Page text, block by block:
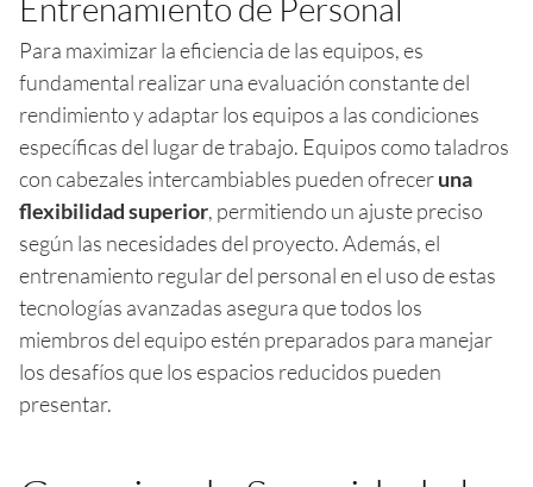
Para maximizar la eficiencia de las equipos, es
fundamental realizar una evaluación constante del
rendimiento y adaptar los equipos a las condiciones
específicas del lugar de trabajo. Equipos como taladros
con cabezales intercambiables pueden ofreceruna
flexibilidad superior, permitiendo un ajuste preciso
según las necesidades del proyecto. Además, el
entrenamiento regular del personal en el uso de estas
tecnologías avanzadas asegura que todos los
miembros del equipo estén preparados para manejar
los desafíos que los espacios reducidos pueden
presentar.